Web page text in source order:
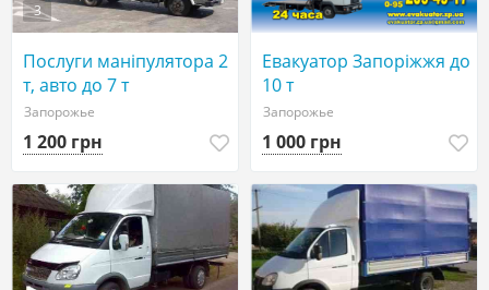
3
Послуги маніпулятора 2
т, авто до 7 т
Запорожье
1 200 грн
Евакуатор Запоріжжя до
10 т
Запорожье
1 000 грн